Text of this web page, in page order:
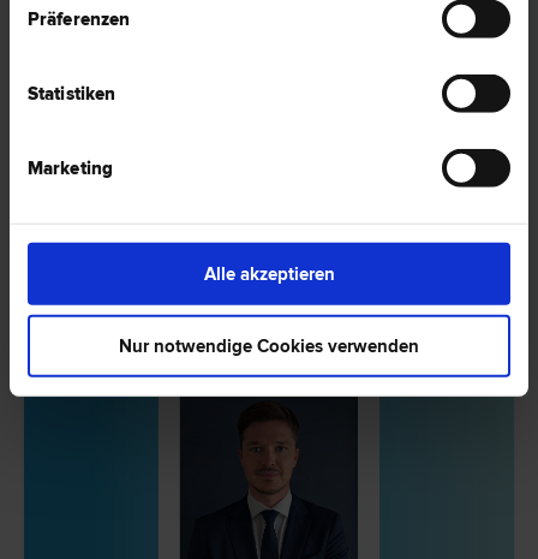
Präferenzen
Statistiken
Marketing
Alle akzeptieren
Nur notwendige Cookies verwenden
Mag. Stefan Dusic
Fremden- und Asyl­recht | Konsumentenschutz | Miet­recht |
1030 Wien